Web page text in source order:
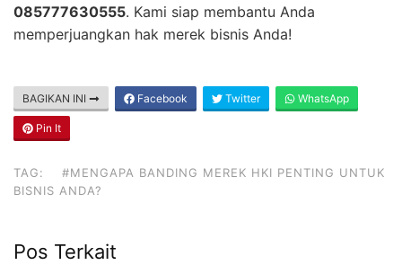
085777630555. Kami siap membantu Anda
memperjuangkan hak merek bisnis Anda!
BAGIKAN INI Facebook Twitter WhatsApp
Pin It
TAG:
#MENGAPA BANDING MEREK HKI PENTING UNTUK
BISNIS ANDA?
Pos Terkait